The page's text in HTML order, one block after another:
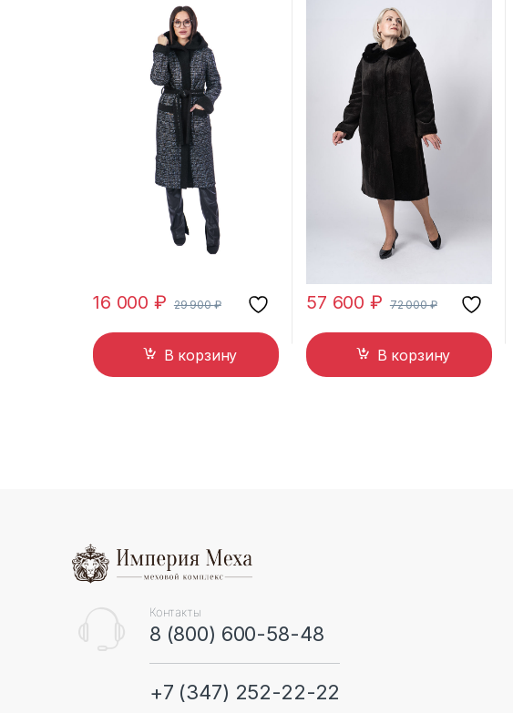
16 000₽ 29 900₽
В корзину
57 600₽ 72 000₽
В корзину
Контакты
8 (800) 600-58-48
+7 (347) 252-22-22